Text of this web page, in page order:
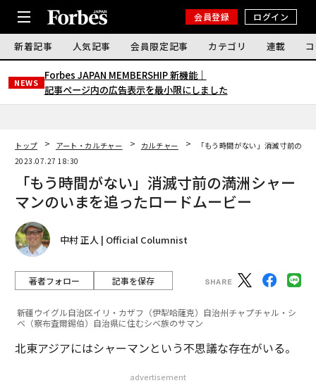
会員登録 ログイン
新着記事 人気記事 会員限定記事 カテゴリ 連載
NEWS
Forbes JAPAN MEMBERSHIP 新機能｜
記事ページ内の広告表示を最小限にしました
トップ アート・カルチャー カルチャー
「もう時間がない」消滅寸前の
2023.07.27 18:30
「もう時間がない」消滅寸前の満洲シャー
マンのいまを追ったロードムービー
中村 正人 | Official Columnist
著者フォロー 記事を保存
新疆ウイグル自治区イリ・カザフ（伊犁哈薩克）自治州チャプチャル・シ
ベ（察布査爾錫伯）自治県に住むシベ族のサマン
北東アジアにはシャーマンという不思議な存在がいる。
advertisement